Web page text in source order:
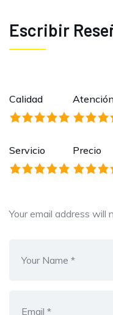
Escribir
Calidad
Servicio Precio
Your email address will